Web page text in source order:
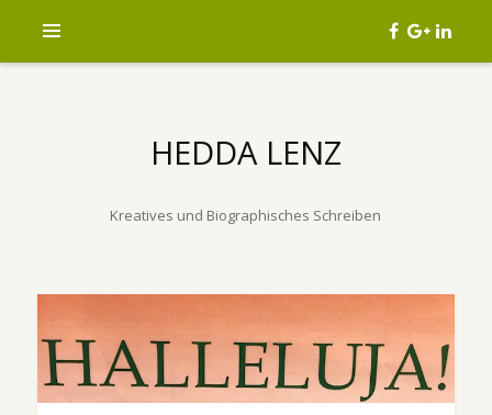
HEDDA LENZ
Kreatives und Biographisches Schreiben